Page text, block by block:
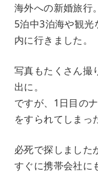
海外への新婚旅行。
5泊中3泊海や観
内に行きました。
写真もたくさん撮
出に。
ですが、1日目の
をすられてしまっ
必死で探しました
すぐに携帯会社に